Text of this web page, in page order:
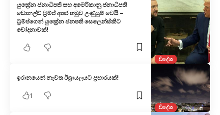
විදේශ
යුක්‍රේන ජනාධිපති සහ අමෙරිකානු ජනාධිපති
ඩොනල්ඩ් ට්‍රම්ප් අතර හමුව උණුසුම් වෙයි –
ට්‍රම්ප්ගෙන් යුක්‍රේන ජනපති සෙලෙන්ස්කිට
චෝදනාවක්!
විදේශ
ඉරානයෙන් නැවත ඊශ්‍රායලයට ප්‍රහාරයක්!
1